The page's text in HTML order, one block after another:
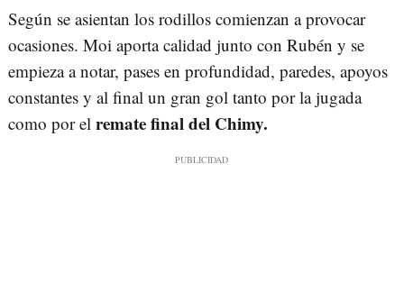
Según se asientan los rodillos comienzan a provocar
ocasiones. Moi aporta calidad junto con Rubén y se
empieza a notar, pases en profundidad, paredes, apoyos
constantes y al final un gran gol tanto por la jugada
como por el remate final del Chimy.